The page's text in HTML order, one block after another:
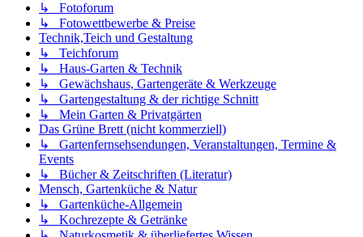
↳ Fotoforum
↳ Fotowettbewerbe & Preise
Technik,Teich und Gestaltung
↳ Teichforum
↳ Haus-Garten & Technik
↳ Gewächshaus, Gartengeräte & Werkzeuge
↳ Gartengestaltung & der richtige Schnitt
↳ Mein Garten & Privatgärten
Das Grüne Brett (nicht kommerziell)
↳ Gartenfernsehsendungen, Veranstaltungen, Termine &
Events
↳ Bücher & Zeitschriften (Literatur)
Mensch, Gartenküche & Natur
↳ Gartenküche-Allgemein
↳ Kochrezepte & Getränke